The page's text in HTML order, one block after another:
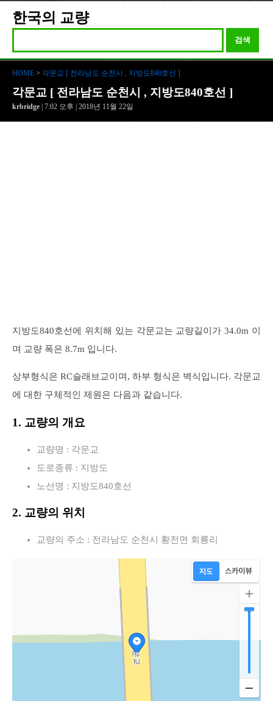
한국의 교량
검색
HOME > 각문교 [ 전라남도 순천시 , 지방도840호선 ]
각문교 [ 전라남도 순천시 , 지방도840호선 ]
krbridge | 7:02 오후 | 2018년 11월 22일
지방도840호선에 위치해 있는 각문교는 교량길이가 34.0m 이
며 교량 폭은 8.7m 입니다.
상부형식은 RC슬래브교이며, 하부 형식은 벽식입니다. 각문교
에 대한 구체적인 제원은 다음과 같습니다.
1. 교량의 개요
교량명 : 각문교
도로종류 : 지방도
노선명 : 지방도840호선
2. 교량의 위치
교량의 주소 : 전라남도 순천시 황전면 회룡리